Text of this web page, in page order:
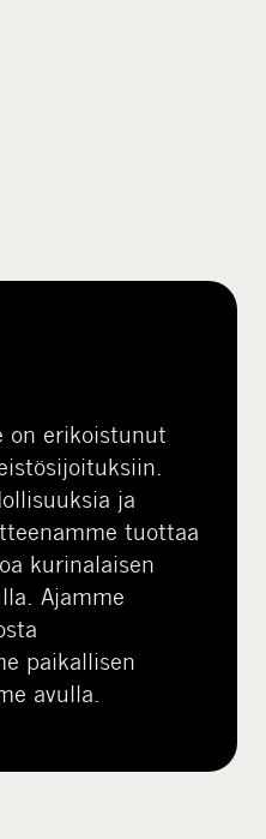
on erikoistunut
ja
tuottaa
kurinalaisen
Ajamme
paikallisen
avulla.